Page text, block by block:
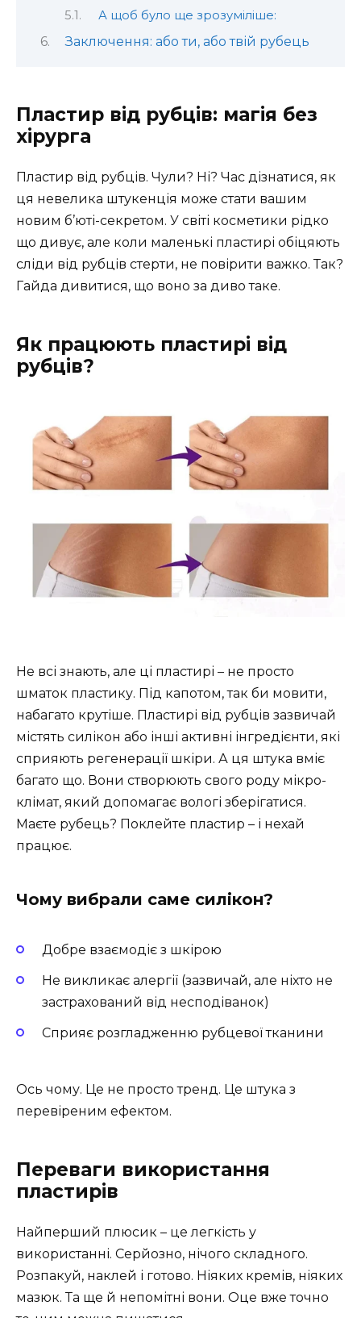
А щоб було ще зрозуміліше:
Заключення: або ти, або твій рубець
Пластир від рубців: магія без
хірурга
Пластир від рубців. Чули? Ні? Час дізнатися, як
ця невелика штукенція може стати вашим
новим б’юті-секретом. У світі косметики рідко
що дивує, але коли маленькі пластирі обіцяють
сліди від рубців стерти, не повірити важко. Так?
Гайда дивитися, що воно за диво таке.
Як працюють пластирі від
рубців?
Не всі знають, але ці пластирі – не просто
шматок пластику. Під капотом, так би мовити,
набагато крутіше. Пластирі від рубців зазвичай
містять силікон або інші активні інгредієнти, які
сприяють регенерації шкіри. А ця штука вміє
багато що. Вони створюють свого роду мікро-
клімат, який допомагає вологі зберігатися.
Маєте рубець? Поклейте пластир – і нехай
працює.
Чому вибрали саме силікон?
Добре взаємодіє з шкірою
Не викликає алергії (зазвичай, але ніхто не
застрахований від несподіванок)
Сприяє розгладженню рубцевої тканини
Ось чому. Це не просто тренд. Це штука з
перевіреним ефектом.
Переваги використання
пластирів
Найперший плюсик – це легкість у
використанні. Серйозно, нічого складного.
Розпакуй, наклей і готово. Ніяких кремів, ніяких
мазюк. Та ще й непомітні вони. Оце вже точно